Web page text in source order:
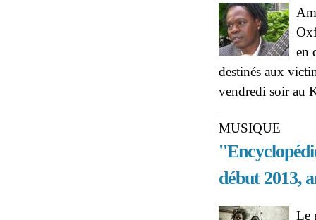
en
destinés aux
vendredi soir au
MUSIQUE
début 2013,
Le